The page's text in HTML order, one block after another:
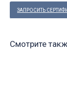
ЗАПРОСИТЬ
Смотрите